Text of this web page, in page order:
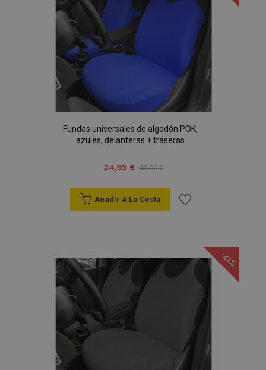
Deseos
Fundas universales de algodón POK,
azules, delanteras + traseras
24,95 € 42,00 €
Anadir A La Cesta
Lista
Deseos
-41%